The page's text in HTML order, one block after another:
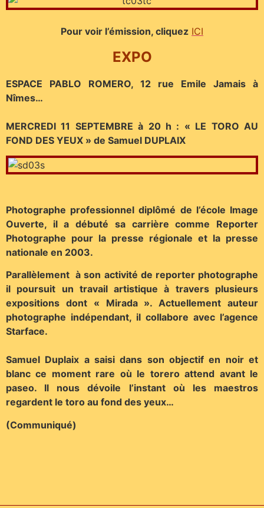
Pour voir l’émission, cliquez ICI
EXPO
ESPACE PABLO ROMERO, 12 rue Emile Jamais à
Nîmes…
MERCREDI 11 SEPTEMBRE à 20 h : « LE TORO AU
FOND DES YEUX » de Samuel DUPLAIX
Photographe professionnel diplômé de l’école Image
Ouverte, il a débuté sa carrière comme Reporter
Photographe pour la presse régionale et la presse
nationale en 2003.
Parallèlement à son activité de reporter photographe
il poursuit un travail artistique à travers plusieurs
expositions dont « Mirada ». Actuellement auteur
photographe indépendant, il collabore avec l’agence
Starface.
Samuel Duplaix a saisi dans son objectif en noir et
blanc ce moment rare où le torero attend avant le
paseo. Il nous dévoile l’instant où les maestros
regardent le toro au fond des yeux…
(Communiqué)